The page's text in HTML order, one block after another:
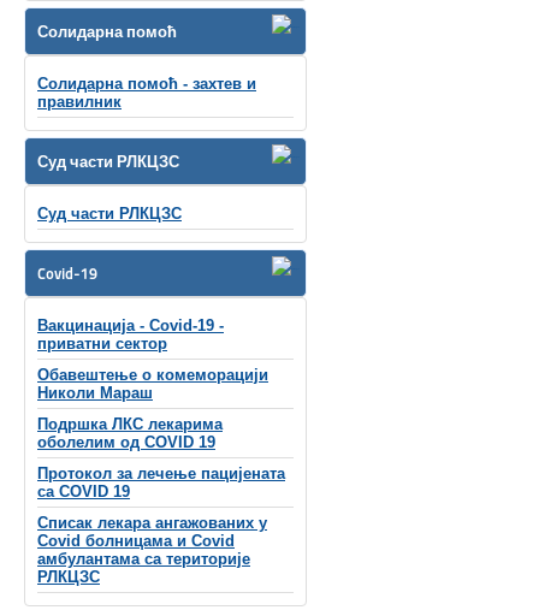
Солидарна помоћ
Солидарна помоћ - захтев и
правилник
Суд части РЛКЦЗС
Суд части РЛКЦЗС
Covid-19
Вакцинација - Covid-19 -
приватни сектор
Обавештење о комеморацији
Николи Мараш
Подршка ЛКС лекарима
оболелим од COVID 19
Протокол за лечење пацијената
са COVID 19
Списак лекара ангажованих у
Covid болницама и Covid
амбулантама са територије
РЛКЦЗС